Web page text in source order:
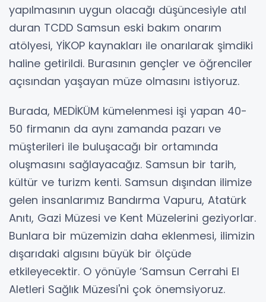
yapılmasının uygun olacağı düşüncesiyle atıl
duran TCDD Samsun eski bakım onarım
atölyesi, YİKOP kaynakları ile onarılarak şimdiki
haline getirildi. Burasının gençler ve öğrenciler
açısından yaşayan müze olmasını istiyoruz.
Burada, MEDİKÜM kümelenmesi işi yapan 40-
50 firmanın da aynı zamanda pazarı ve
müşterileri ile buluşacağı bir ortamında
oluşmasını sağlayacağız. Samsun bir tarih,
kültür ve turizm kenti. Samsun dışından ilimize
gelen insanlarımız Bandırma Vapuru, Atatürk
Anıtı, Gazi Müzesi ve Kent Müzelerini geziyorlar.
Bunlara bir müzemizin daha eklenmesi, ilimizin
dışarıdaki algısını büyük bir ölçüde
etkileyecektir. O yönüyle ‘Samsun Cerrahi El
Aletleri Sağlık Müzesi'ni çok önemsiyoruz.